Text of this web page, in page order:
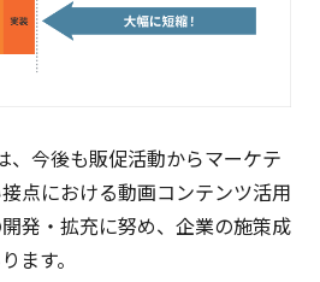
今後も販促活動からマーケテ
点における動画コンテンツ活用
発・拡充に努め、企業の施策成
ます。